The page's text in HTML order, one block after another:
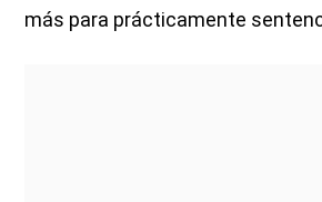
más para prácticamente